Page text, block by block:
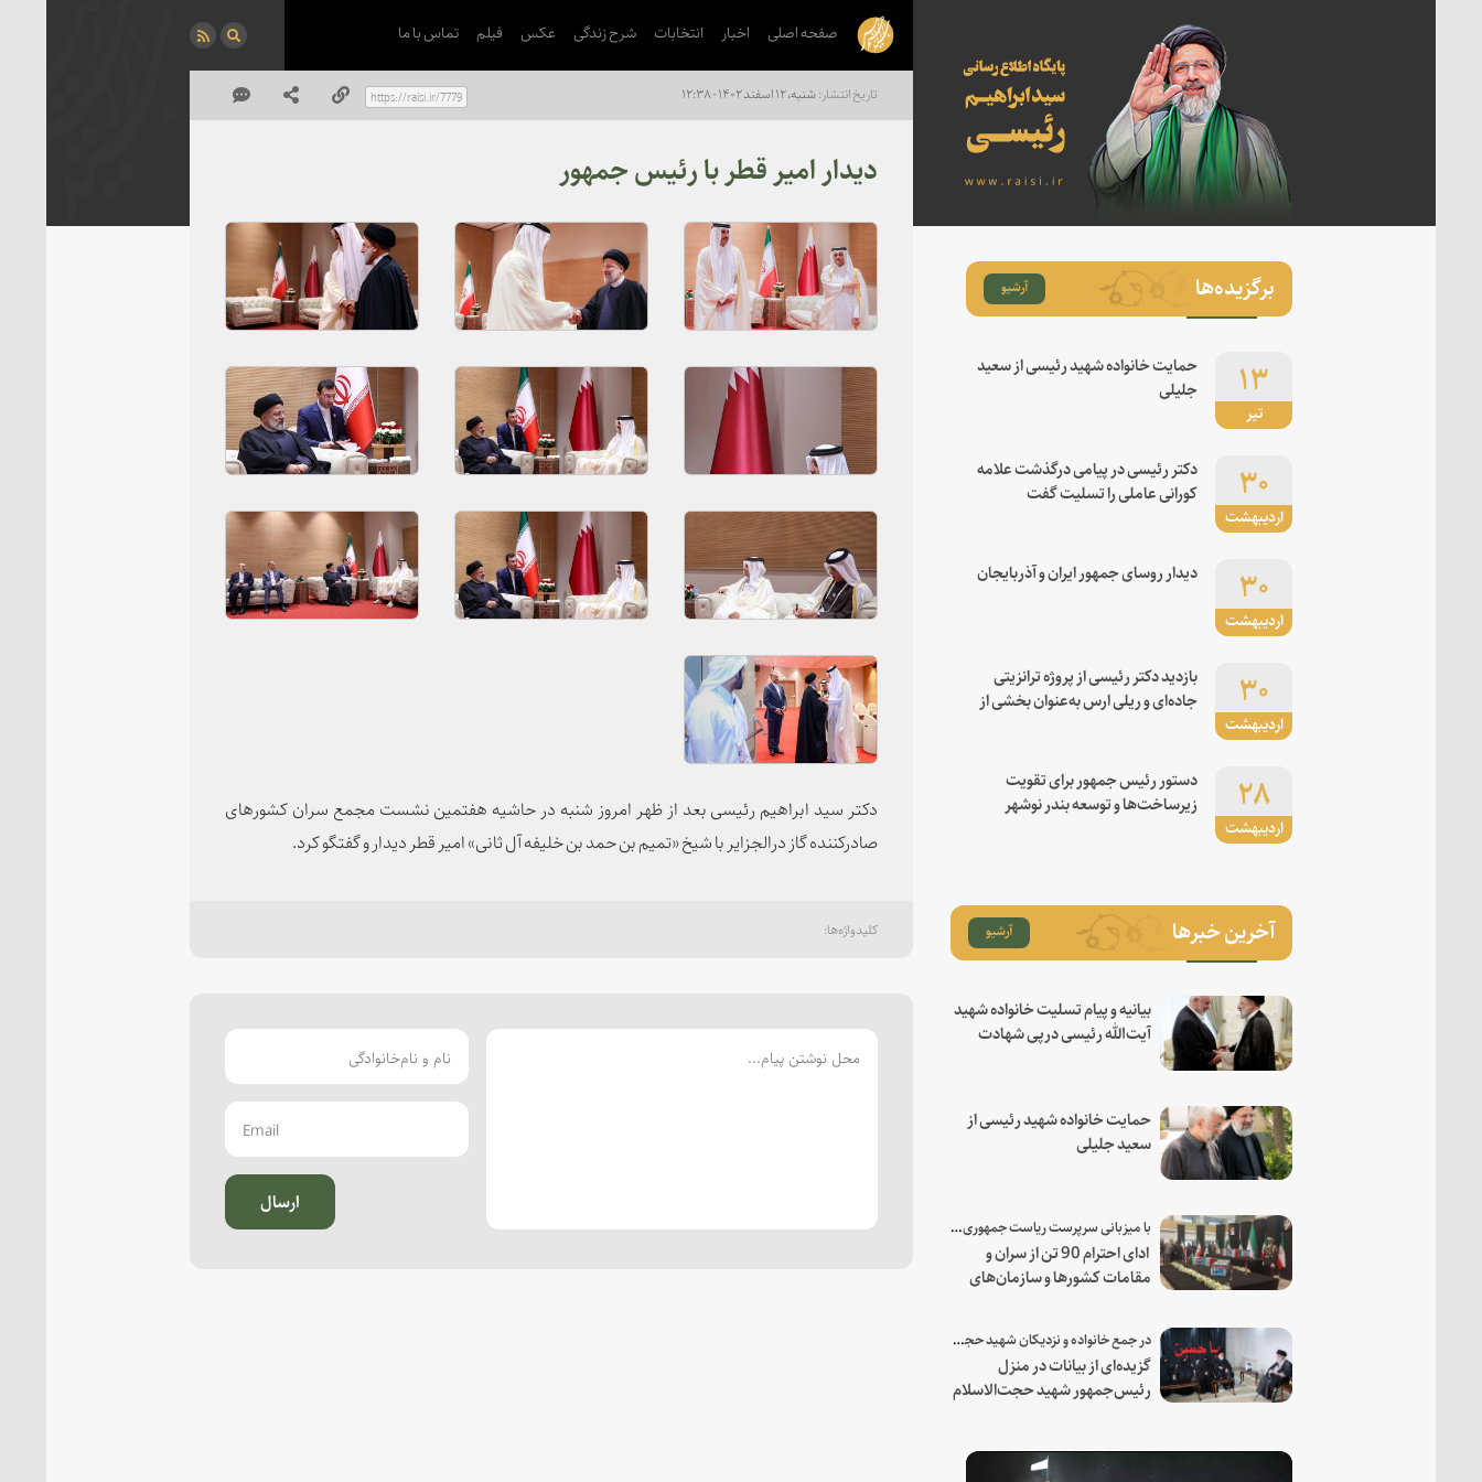
صفحه اصلی اخبار انتخابات شرح زندگی عکس فیلم تماس با ما
شنبه، ۱۲ اسفند ۱۴۰۲ - ۱۲:۳۸
دیدار امیر قطر با رئیس جمهور
دکتر سید ابراهیم رئیسی بعد از ظهر امروز شنبه در حاشیه هفتمین نشست مجمع سران کشورهای
صادرکننده گاز درالجزایر با شیخ «تمیم بن حمد بن خلیفه آل ثانی» امیر قطر دیدار و گفتگو کرد.
ارسال
برگزیده‌ها آرشیو
تیر
۱۳
حمایت خانواده شهید رئیسی از سعید
جلیلی
اردیبهشت
۳۰
دکتر رئیسی در پیامی درگذشت علامه
کورانی عاملی را تسلیت گفت
اردیبهشت
۳۰ دیدار روسای جمهور ایران و آذربایجان
اردیبهشت
۳۰
بازدید دکتر رئیسی از پروژه ترانزیتی
جاده‌ای و ریلی ارس به‌عنوان بخشی از
اردیبهشت
۲۸
دستور رئیس جمهور برای تقویت
زیرساخت‌ها و توسعه بندر نوشهر
آخرین خبرها آرشیو
بیانیه و پیام تسلیت خانواده شهید
آیت‌الله رئیسی درپی شهادت
حمایت خانواده شهید رئیسی از
سعید جلیلی
با میزبانی سرپرست ریاست جمهوری صورت گرفت؛
ادای احترام 90 تن از سران و
مقامات کشورها و سازمان‌های
در جمع خانواده و نزدیکان شهید حجت‌الاسلام‌والمسلمین رئیسی:
گزیده‌ای از بیانات در منزل
رئیس‌جمهور شهید حجت‌الاسلام